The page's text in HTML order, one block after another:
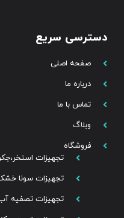
دسترسی سریع
صفحه اصلی
درباره ما
تماس با ما
وبلاگ
فروشگاه
تجهیزات
تجهیزات سونا
تجهیزات تصفیه